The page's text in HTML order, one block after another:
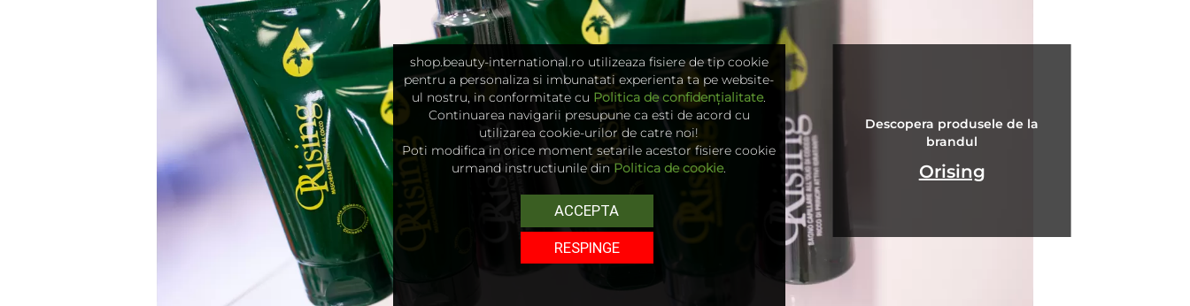
Descopera produsele de la
brandul
Orising
shop.beauty-international.ro utilizeaza fisiere de tip cookie
pentru a personaliza si imbunatati experienta ta pe website-
ul nostru, in conformitate cu Politica de confidențialitate.
Continuarea navigarii presupune ca esti de acord cu
utilizarea cookie-urilor de catre noi!
Poti modifica in orice moment setarile acestor fisiere cookie
urmand instructiunile dinPolitica de cookie.
ACCEPTA
RESPINGE